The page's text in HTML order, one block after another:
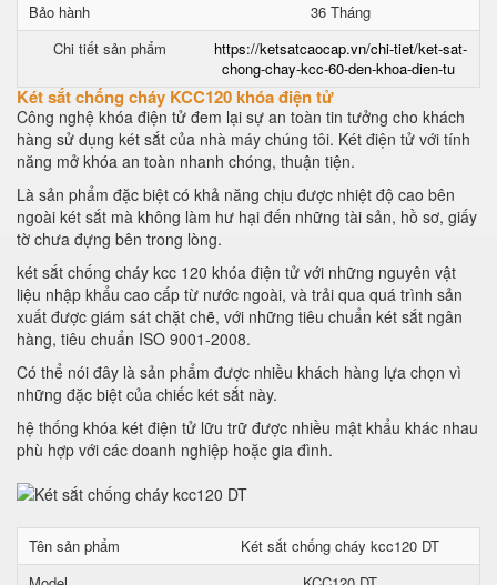
Bảo hành
36 Tháng
Chi tiết sản phẩm
https://ketsatcaocap.vn/chi-tiet/ket-sat-
chong-chay-kcc-60-den-khoa-dien-tu
Két sắt chống cháy KCC120 khóa điện tử
Công nghệ khóa điện tử đem lại sự an toàn tin tưởng cho khách
hàng sử dụng két sắt của nhà máy chúng tôi. Két điện tử với tính
năng mở khóa an toàn nhanh chóng, thuận tiện.
Là sản phẩm đặc biệt có khả năng chịu được nhiệt độ cao bên
ngoài két sắt mà không làm hư hại đến những tài sản, hồ sơ, giấy
tờ chưa đựng bên trong lòng.
két sắt chống cháy kcc 120 khóa điện tử với những nguyên vật
liệu nhập khẩu cao cấp từ nước ngoài, và trải qua quá trình sản
xuất được giám sát chặt chẽ, với những tiêu chuẩn két sắt ngân
hàng, tiêu chuẩn ISO 9001-2008.
Có thể nói đây là sản phẩm được nhiều khách hàng lựa chọn vì
những đặc biệt của chiếc két sắt này.
hệ thống khóa két điện tử lữu trữ được nhiều mật khẩu khác nhau
phù hợp với các doanh nghiệp hoặc gia đình.
Tên sản phẩm
Két sắt chống cháy kcc120 DT